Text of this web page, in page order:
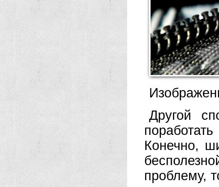
Другой
Конечно,
проблему,